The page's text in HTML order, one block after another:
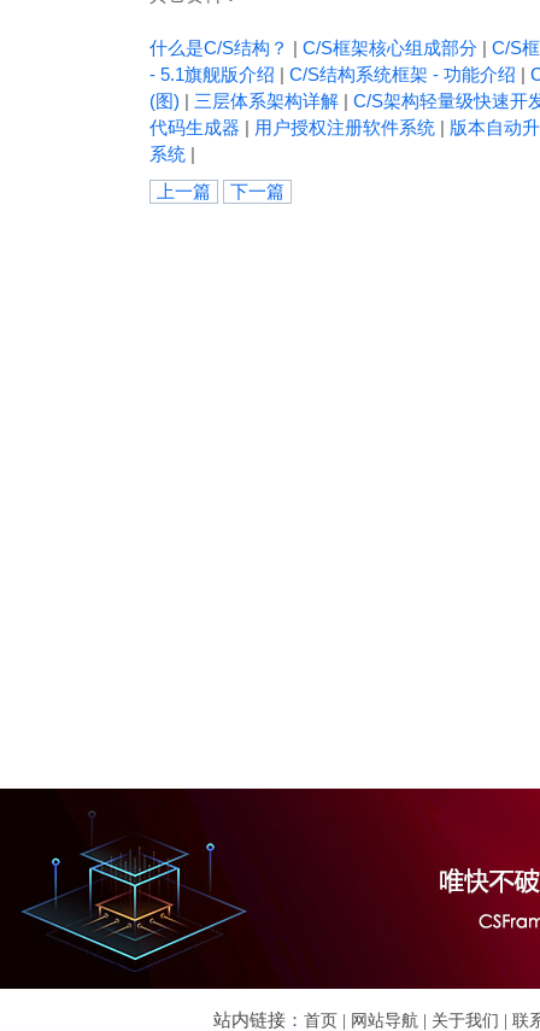
什么是C/S结构？ | C/S框架核心组成部分 | C/S
- 5.1旗舰版介绍 | C/S结构系统框架 - 功能介绍 |
(图) | 三层体系架构详解 | C/S架构轻量级快速开
代码生成器 | 用户授权注册软件系统 | 版本自动
系统 |
上一篇
下一篇
站内链接： 首页 | 网站导航 | 关于我们 | 联